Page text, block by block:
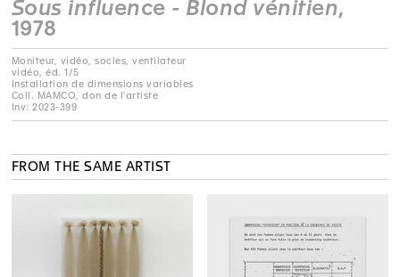
Sous influence - Blond vénitien,
1978
Moniteur, vidéo, socles, ventilateur
vidéo, éd. 1/5
Installation de dimensions variables
Coll. MAMCO, don de l'artiste
Inv: 2023-399
FROM THE SAME ARTIST